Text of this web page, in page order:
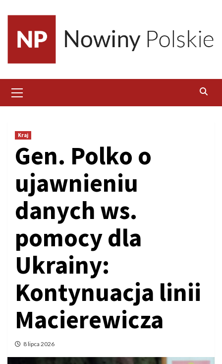
content
Menu
Kraj
Gen. Polko o
ujawnieniu
danych ws.
pomocy dla
Ukrainy:
Kontynuacja linii
Macierewicza
8 lipca 2026